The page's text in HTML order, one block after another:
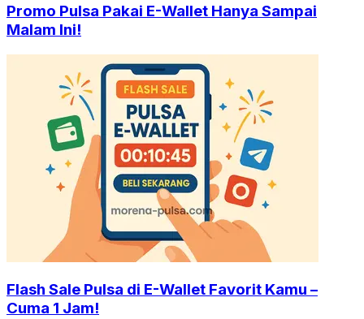
Promo Pulsa Pakai E-Wallet Hanya Sampai
Malam Ini!
Flash Sale Pulsa di E-Wallet Favorit Kamu –
Cuma 1 Jam!